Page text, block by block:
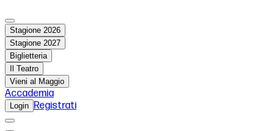
Stagione 2026
Stagione 2027
Biglietteria
Il Teatro
Vieni al Maggio
Accademia
Login Registrati